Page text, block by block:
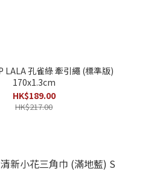
LALA 孔雀綠 牽引繩 (標準版)
170x1.3cm
HK$189.00
HK$217.00